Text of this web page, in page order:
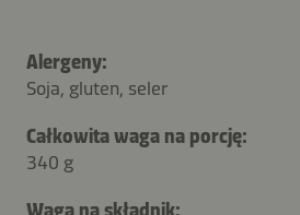
Alergeny:
Soja, gluten, seler
Całkowita waga na porcję:
340 g
Waga na składnik: